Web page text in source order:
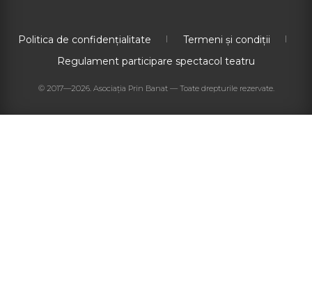
Politica de confidențialitate
Termeni și condiții
Regulament participare spectacol teatru
© 2017—2026. Asociația Prin Banat — Toate drepturile rezervate.